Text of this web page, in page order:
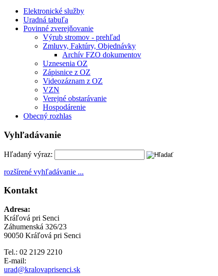
Elektronické služby
Uradná tabuľa
Povinné zverejňovanie
Výrub stromov - prehľad
Zmluvy, Faktúry, Objednávky
Archív FZO dokumentov
Uznesenia OZ
Zápisnice z OZ
Videozáznam z OZ
VZN
Verejné obstarávanie
Hospodárenie
Obecný rozhlas
Vyhľadávanie
Hľadaný výraz:
rozšírené vyhľadávanie ...
Kontakt
Adresa:
Kráľová pri Senci
Záhumenská 326/23
90050 Kráľová pri Senci
Tel.: 02 2129 2210
E-mail:
urad@kralovaprisenci.sk